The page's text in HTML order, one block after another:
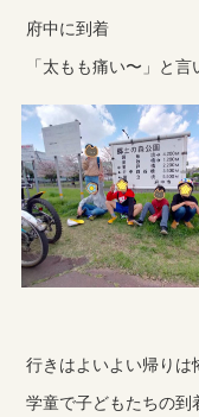
府中に到着
「太もも痛い〜」と
行きはよいよい帰り
学童で子どもたちの